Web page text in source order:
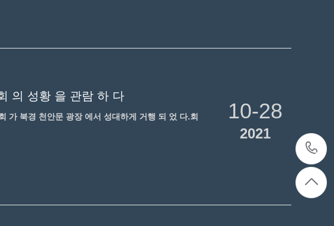
의 성황 을 관람 하 다
가 북경 천안문 광장 에서 성대하게 거행 되 었 다.회
10-28
2021